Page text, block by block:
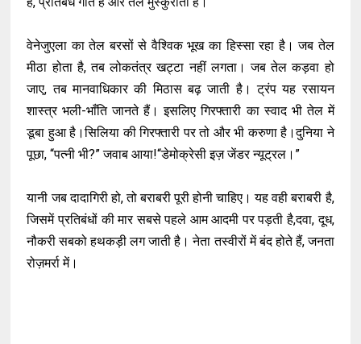
वेनेजुएला का तेल बरसों से वैश्विक भूख का हिस्सा रहा है। जब तेल
मीठा होता है, तब लोकतंत्र खट्टा नहीं लगता। जब तेल कड़वा हो
जाए, तब मानवाधिकार की मिठास बढ़ जाती है। ट्रंप यह रसायन
शास्त्र भली-भाँति जानते हैं। इसलिए गिरफ्तारी का स्वाद भी तेल में
डूबा हुआ है।सिलिया की गिरफ्तारी पर तो और भी करुणा है।दुनिया ने
पूछा, “पत्नी भी?” जवाब आया!“डेमोक्रेसी इज़ जेंडर न्यूट्रल।”
यानी जब दादागिरी हो, तो बराबरी पूरी होनी चाहिए। यह वही बराबरी है,
जिसमें प्रतिबंधों की मार सबसे पहले आम आदमी पर पड़ती है,दवा, दूध,
नौकरी सबको हथकड़ी लग जाती है। नेता तस्वीरों में बंद होते हैं, जनता
रोज़मर्रा में।